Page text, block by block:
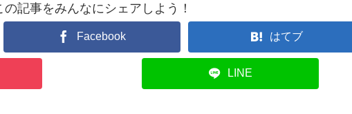
の記事をみんなにシェアしよう！
Facebook はてブ
LINE